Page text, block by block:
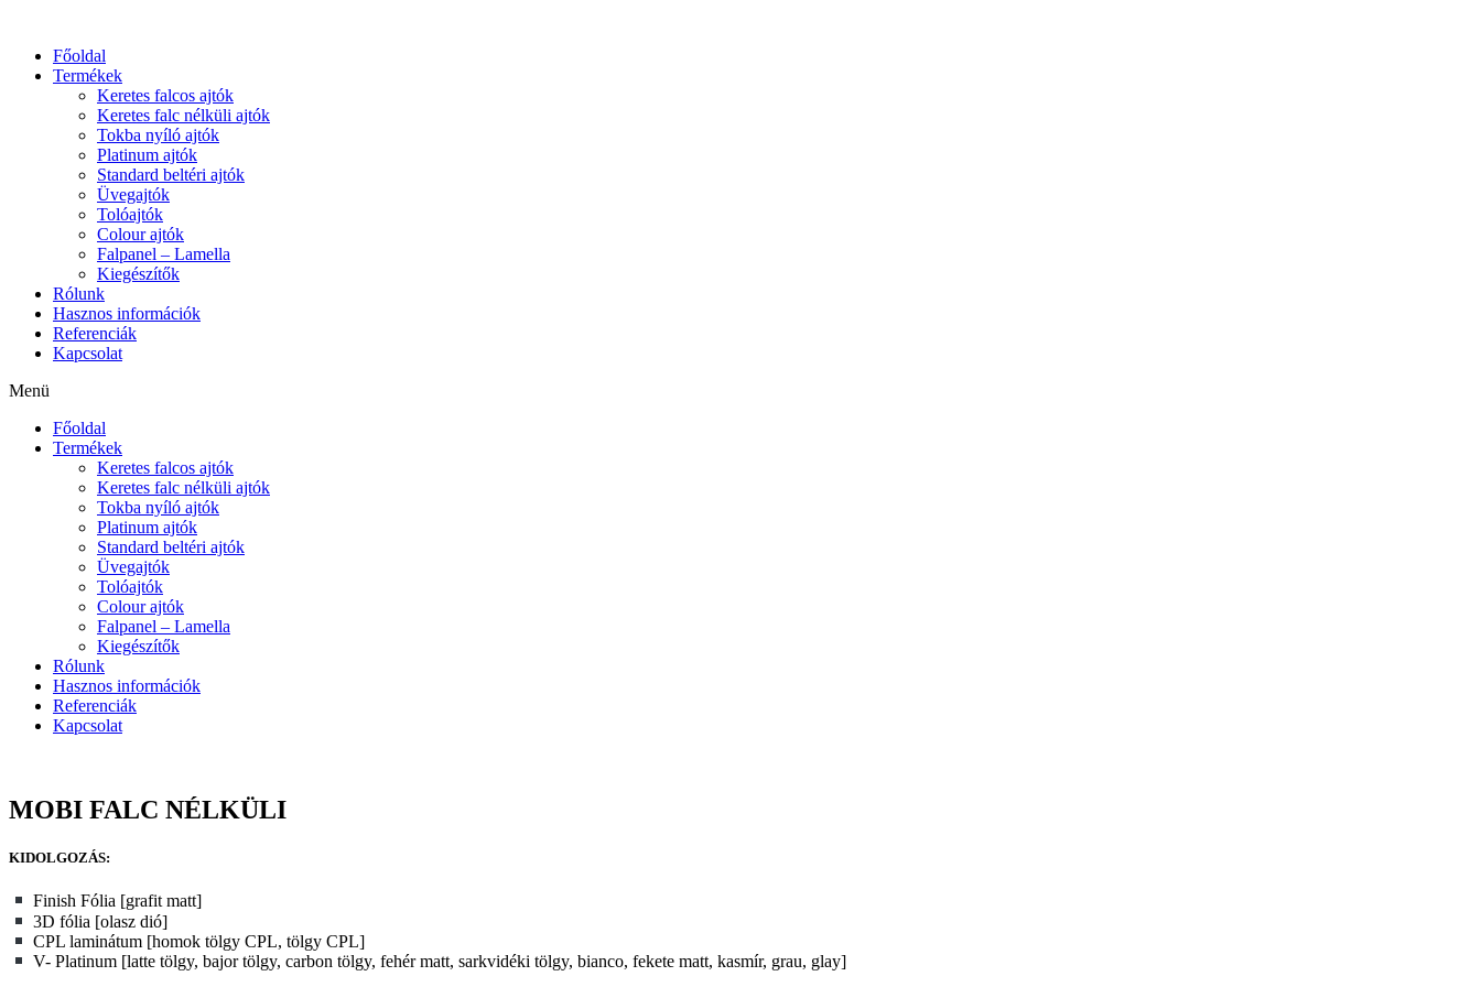
Főoldal
Termékek
Keretes falcos ajtók
Keretes falc nélküli ajtók
Tokba nyíló ajtók
Platinum ajtók
Standard beltéri ajtók
Üvegajtók
Tolóajtók
Colour ajtók
Falpanel – Lamella
Kiegészítők
Rólunk
Hasznos információk
Referenciák
Kapcsolat
Menü
Főoldal
Termékek
Keretes falcos ajtók
Keretes falc nélküli ajtók
Tokba nyíló ajtók
Platinum ajtók
Standard beltéri ajtók
Üvegajtók
Tolóajtók
Colour ajtók
Falpanel – Lamella
Kiegészítők
Rólunk
Hasznos információk
Referenciák
Kapcsolat
MOBI FALC NÉLKÜLI
KIDOLGOZÁS:
Finish Fólia [grafit matt]
3D fólia [olasz dió]
CPL laminátum [homok tölgy CPL, tölgy CPL]
V- Platinum [latte tölgy, bajor tölgy, carbon tölgy, fehér matt, sarkvidéki tölgy, bianco, fekete matt, kasmír, grau, glay]